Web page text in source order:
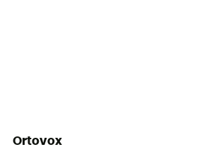
Ortovox